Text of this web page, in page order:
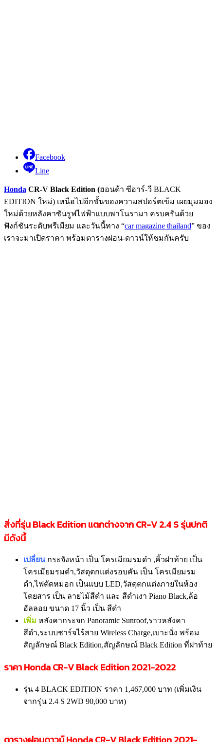
Facebook
Line
Honda CR-V Black Edition (ฮอนด้า ซีอาร์-วี BLACK
EDITION ใหม่) เหนือไปอีกขั้นของความสปอร์ตเข้ม เผยมุมมอง
ใหม่ด้วยหลังคาซันรูฟไฟฟ้าแบบพาโนรามา ครบครันด้วย
ฟังก์ชันระดับพรีเมียม และวันนี้ทาง “car magazine thailand” ของ
เราจะมาเปิดราคา พร้อมตารางผ่อน-ดาวน์ให้ชมกันครับ
สิ่งที่รุ่น Black Edition แตกต่างจาก CR-V 2.4 S รุ่นปกติ
มีดังนี้
เปลี่ยน กระจังหน้า เป็น โครเมียมรมดำ ,คิ้วฝาท้าย เป็น
โครเมียมรมดำ,วัสดุตกแต่งรอบคัน เป็น โครเมียมรม
ดำ,ไฟตัดหมอก เป็นแบบ LED,วัสดุตกแต่งภายในห้อง
โดยสาร เป็น ลายไม้สีดำ และ สีดำเงา Piano Black,ล้อ
อัลลอย ขนาด 17 นิ้ว เป็น สีดำ
เพิ่ม หลังคากระจก Panoramic Sunroof,ราวหลังคา
สีดำ,ระบบชาร์จไร้สาย Wireless Charge,เบาะนั่ง พร้อม
สัญลักษณ์ Black Edition,สัญลักษณ์ Black Edition ที่ฝาท้าย
ราคา Honda CR-V Black Edition 2021-2022
รุ่น 4 BLACK EDITION ราคา 1,467,000 บาท (เพิ่มเงิน
จากรุ่น 2.4 S 2WD 90,000 บาท)